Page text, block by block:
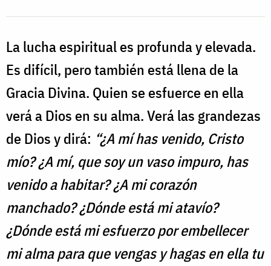
La lucha espiritual es profunda y elevada.
Es difícil, pero también está llena de la
Gracia Divina. Quien se esfuerce en ella
verá a Dios en su alma. Verá las grandezas
de Dios y dirá: “¿A mí has venido, Cristo
mío? ¿A mí, que soy un vaso impuro, has
venido a habitar? ¿A mi corazón
manchado? ¿Dónde está mi atavío?
¿Dónde está mi esfuerzo por embellecer
mi alma para que vengas y hagas en ella tu